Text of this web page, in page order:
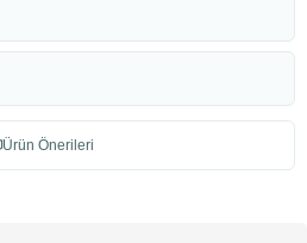
Ürün Önerileri